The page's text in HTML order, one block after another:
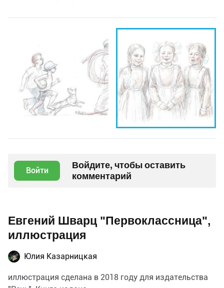
Войти
Войдите, чтобы оставить
комментарий
Евгений Шварц "Первоклассница",
иллюстрация
Юлия Казарницкая
иллюстрация сделана в 2018 году для издательства